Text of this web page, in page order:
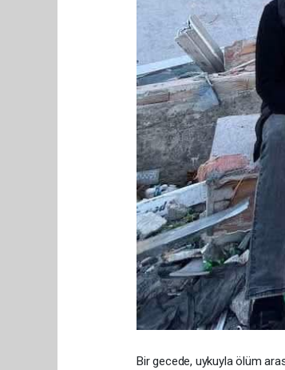
Bir gecede, uykuyla ölüm